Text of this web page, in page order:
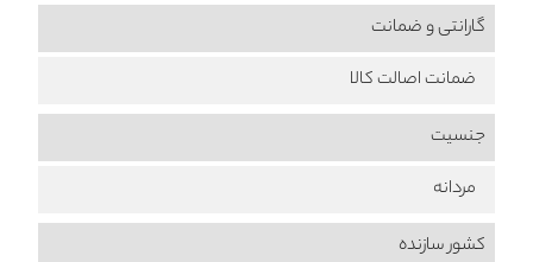
گارانتی و ضمانت
ضمانت اصالت کالا
جنسیت
مردانه
کشور سازنده